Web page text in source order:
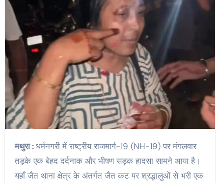
मथुरा :धर्मनगरी में राष्ट्रीय राजमार्ग-19 (NH-19) पर मंगलवार
तड़के एक बेहद दर्दनाक और भीषण सड़क हादसा सामने आया है।
यहाँ जैत थाना क्षेत्र के अंतर्गत जैत कट पर श्रद्धालुओं से भरी एक